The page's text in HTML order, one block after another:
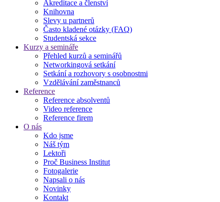
Akreditace a členství
Knihovna
Slevy u partnerů
Často kladené otázky (FAQ)
Studentská sekce
Kurzy a semináře
Přehled kurzů a seminářů
Networkingová setkání
Setkání a rozhovory s osobnostmi
Vzdělávání zaměstnanců
Reference
Reference absolventů
Video reference
Reference firem
O nás
Kdo jsme
Náš tým
Lektoři
Proč Business Institut
Fotogalerie
Napsali o nás
Novinky
Kontakt